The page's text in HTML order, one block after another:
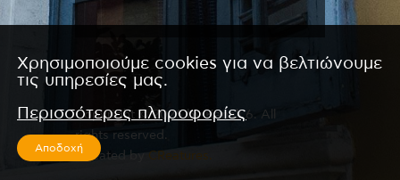
Copyright © 2026 by Kanali 6. All
rights reserved.
CReated by CReatures.
Χρησιμοποιούμε cookies για να βελτιώνουμε
τις υπηρεσίες μας.
Περισσότερες πληροφορίες
Αποδοχή